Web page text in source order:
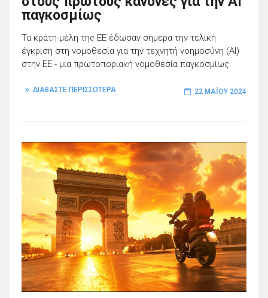
παγκοσμίως
Τα κράτη-μέλη της ΕΕ έδωσαν σήμερα την τελική
έγκριση στη νομοθεσία για την τεχνητή νοημοσύνη (ΑΙ)
στην ΕΕ - μια πρωτοποριακή νομοθεσία παγκοσμίως.
ΔΙΑΒΑΣΤΕ ΠΕΡΙΣΣΟΤΕΡΑ 22 ΜΑΪ́ΟΥ 2024